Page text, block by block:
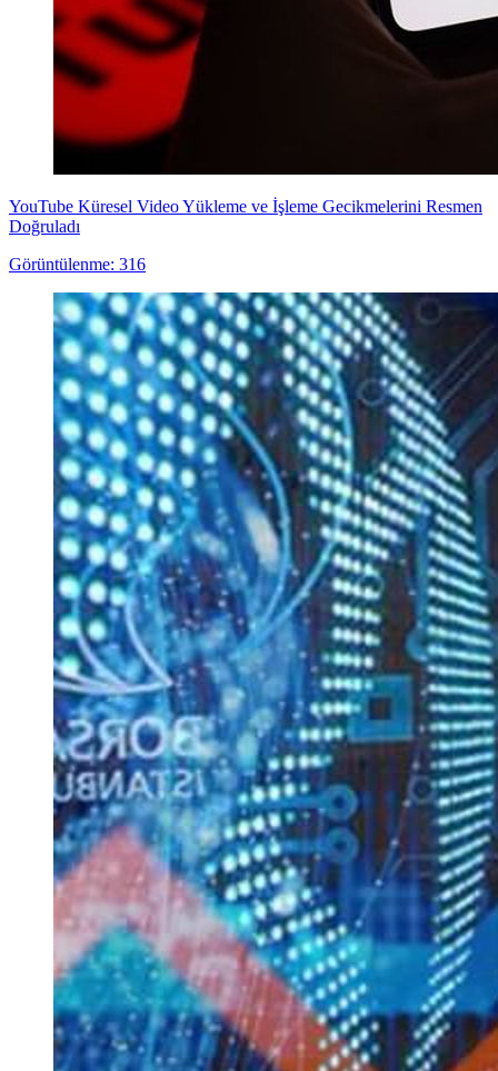
YouTube Küresel Video Yükleme ve İşleme Gecikmelerini Resmen
Doğruladı
Görüntülenme: 316